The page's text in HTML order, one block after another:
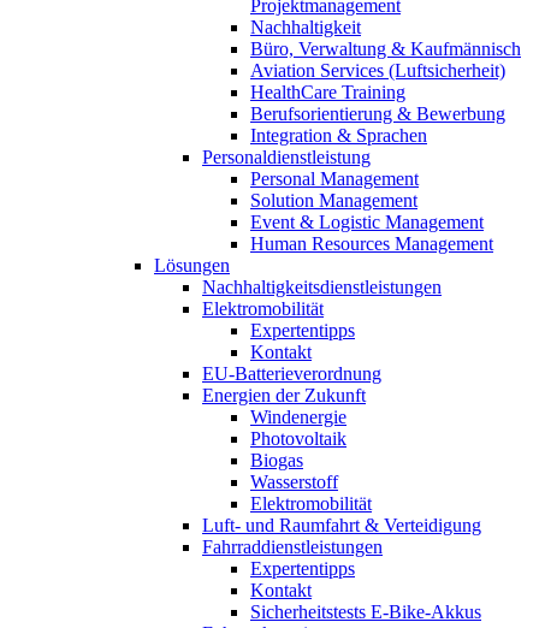
Projektmanagement
Nachhaltigkeit
Büro, Verwaltung & Kaufmännisch
Aviation Services (Luftsicherheit)
HealthCare Training
Berufsorientierung & Bewerbung
Integration & Sprachen
Personaldienstleistung
Personal Management
Solution Management
Event & Logistic Management
Human Resources Management
Lösungen
Nachhaltigkeitsdienstleistungen
Elektromobilität
Expertentipps
Kontakt
EU-Batterieverordnung
Energien der Zukunft
Windenergie
Photovoltaik
Biogas
Wasserstoff
Elektromobilität
Luft- und Raumfahrt & Verteidigung
Fahrraddienstleistungen
Expertentipps
Kontakt
Sicherheitstests E-Bike-Akkus